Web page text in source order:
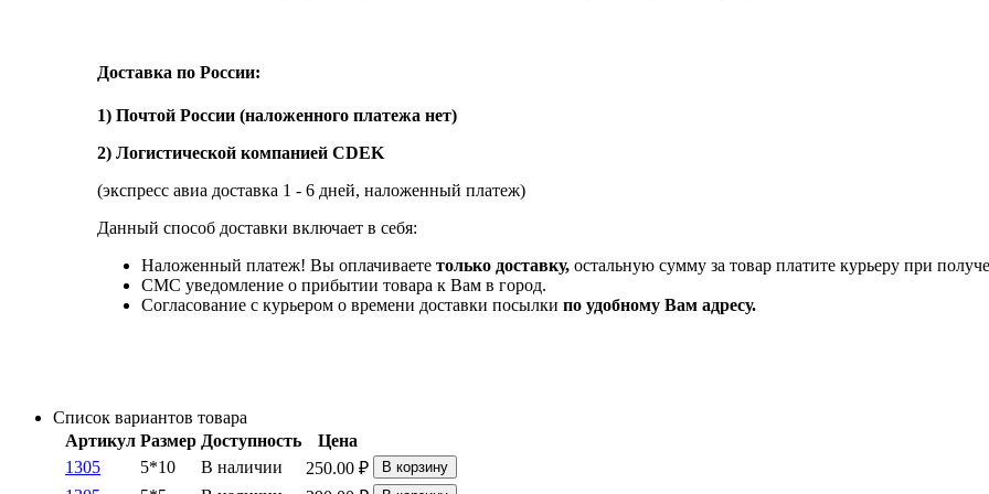
Доставка по России:
1) Почтой России (наложенного платежа нет)
2) Логистической компанией CDEK
(экспресс авиа доставка 1 - 6 дней, наложенный платеж)
Данный способ доставки включает в себя:
Наложенный платеж! Вы оплачиваете только доставку, остальную сумму за товар платите курьеру при
СМС уведомление о прибытии товара к Вам в город.
Согласование с курьером о времени доставки посылки по удобному Вам адресу.
Список вариантов товара
Артикул Размер Доступность
Цена
1305
5*10 В наличии 250.00 ₽ В корзину